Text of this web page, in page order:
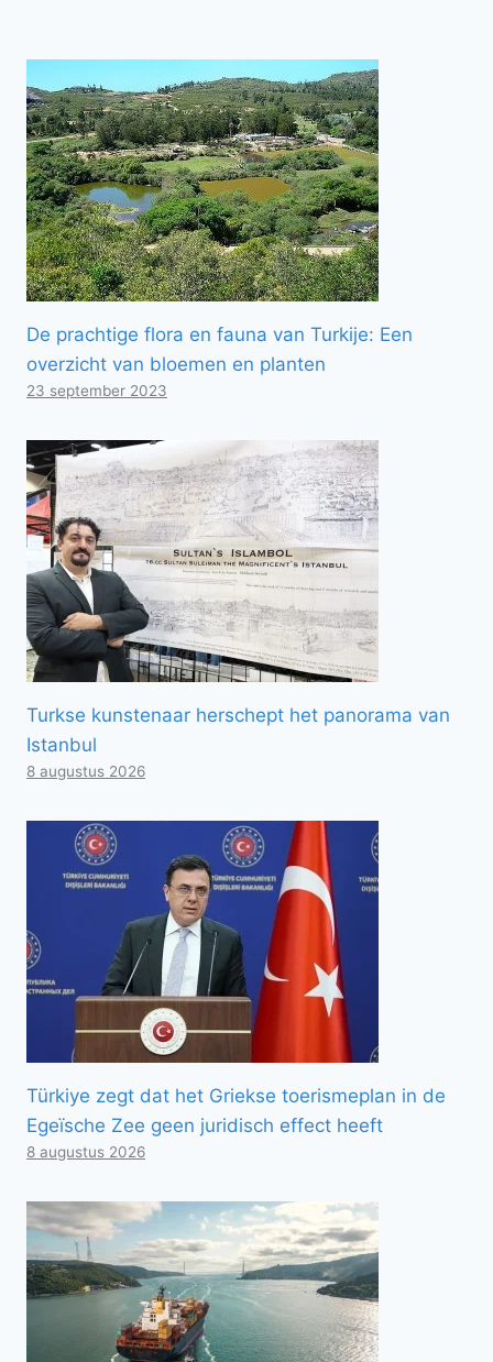
De prachtige flora en fauna van Turkije: Een
overzicht van bloemen en planten
23 september 2023
Turkse kunstenaar herschept het panorama van
Istanbul
8 augustus 2026
Türkiye zegt dat het Griekse toerismeplan in de
Egeïsche Zee geen juridisch effect heeft
8 augustus 2026